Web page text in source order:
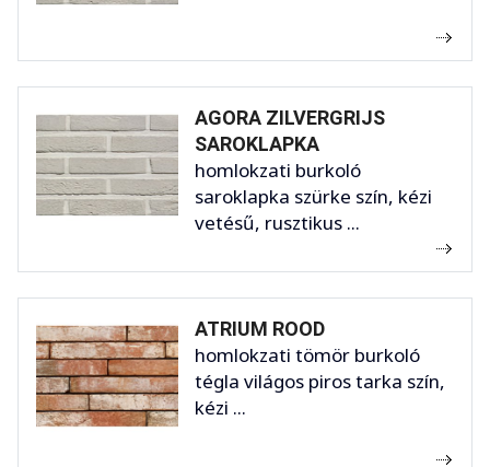
AGORA ZILVERGRIJS
SAROKLAPKA
homlokzati burkoló
saroklapka szürke szín, kézi
vetésű, rusztikus ...
ATRIUM ROOD
homlokzati tömör burkoló
tégla világos piros tarka szín,
kézi ...